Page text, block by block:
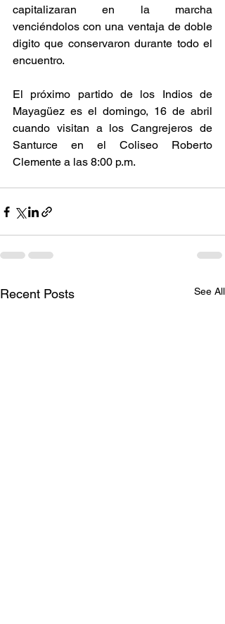
capitalizaran en la marcha
venciéndolos con una ventaja de doble
digito que conservaron durante todo el
encuentro.
El próximo partido de los Indios de
Mayagüez es el domingo, 16 de abril
cuando visitan a los Cangrejeros de
Santurce en el Coliseo Roberto
Clemente a las 8:00 p.m.
Recent Posts See All